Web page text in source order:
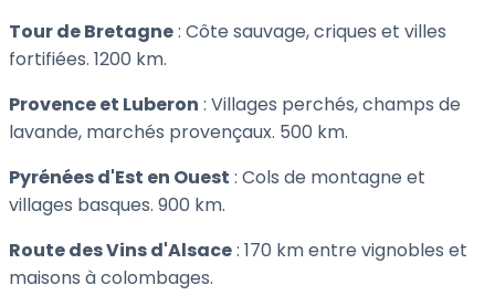
Tour de Bretagne: Côte sauvage, criques et villes
fortifiées. 1200 km.
Provence et Luberon : Villages perchés, champs de
lavande, marchés provençaux. 500 km.
Pyrénées d'Est en Ouest : Cols de montagne et
villages basques. 900 km.
Route des Vins d'Alsace: 170 km entre vignobles et
maisons à colombages.